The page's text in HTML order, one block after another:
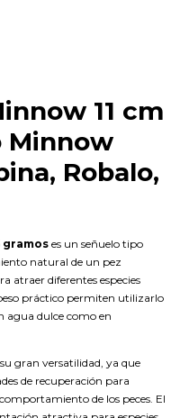
11 cm
Minnow
Robalo,
gramos es un señuelo tipo
natural de un pez
atraer diferentes especies
práctico permiten utilizarlo
agua dulce como en
gran versatilidad, ya que
de recuperación para
de los peces. El